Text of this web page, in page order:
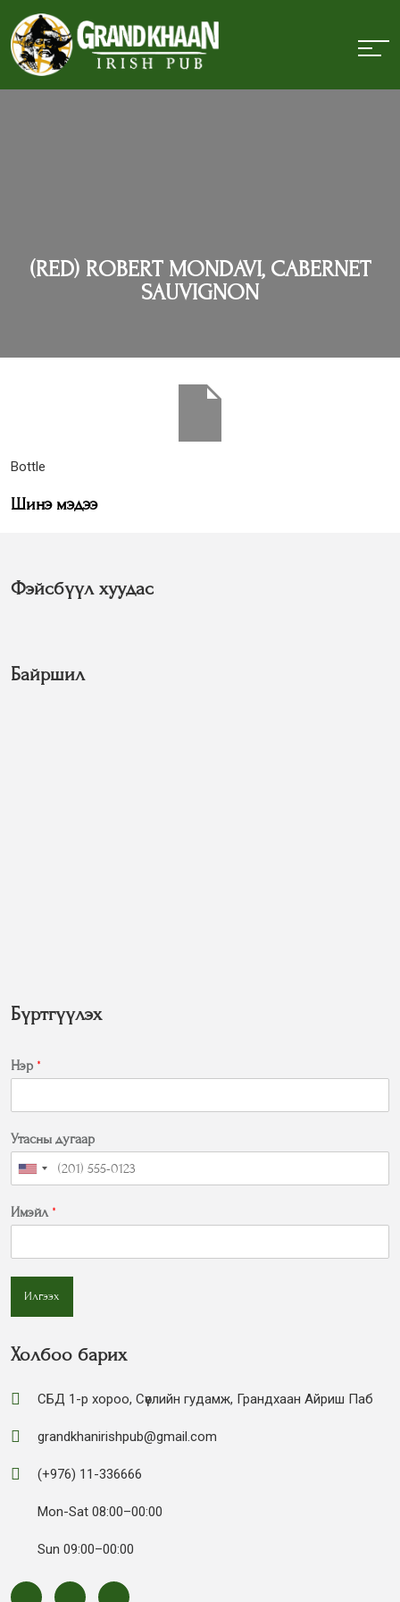
(RED) ROBERT MONDAVI, CABERNET
SAUVIGNON
Bottle
Шинэ мэдээ
Фэйсбүүл хуудас
Байршил
Бүртгүүлэх
Нэр *
Утасны дугаар
Имэйл *
Илгээх
Холбоо барих
СБД 1-р хороо, Сөүлийн гудамж, Грандхаан Айриш Паб
grandkhanirishpub@gmail.com
(+976) 11-336666
Mon-Sat 08:00–00:00
Sun 09:00–00:00